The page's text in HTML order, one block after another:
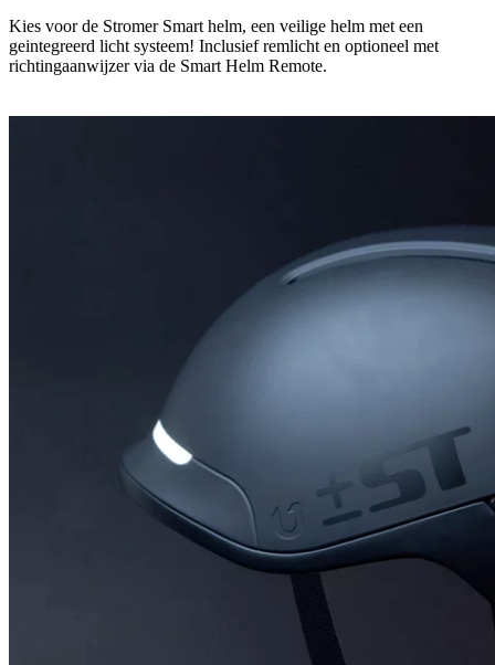
Kies voor de Stromer Smart helm, een veilige helm met een
geintegreerd licht systeem! Inclusief remlicht en optioneel met
richtingaanwijzer via de Smart Helm Remote.